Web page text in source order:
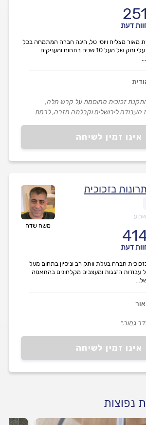
251
דעת
אינו זמין לשיחה
מאור מצליח ויוסי טל, הינה חברה המתמחה בכל
עבודות הזגגות. אנו בעלי ותק של מעל 10 שנים בתחום ומעניקים
זכוכית מחוסמת על קרש חלה,
העבודה לירושלים וקבלתה חזרה, לרמת
אותי, עד לקחת המוצר חזרה.״
משה שדה
בזכוכית
דעת
אינו זמין לשיחה
חברה בעלת וותק רב וניסיון בתחום מעל
עבודות הזגגות ומעצבים מקלחונים בהתאמה
גמור.״
נפוצות